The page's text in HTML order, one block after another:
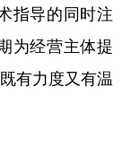
指导的同时注
为经营主体提
有力度又有温